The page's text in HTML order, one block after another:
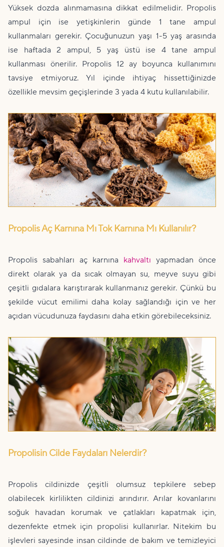
Yüksek dozda alınmamasına dikkat edilmelidir. Propolis
ampul için ise yetişkinlerin günde 1 tane ampul
kullanmaları gerekir. Çocuğunuzun yaşı 1-5 yaş arasında
ise haftada 2 ampul, 5 yaş üstü ise 4 tane ampul
kullanması önerilir. Propolis 12 ay boyunca kullanımını
tavsiye etmiyoruz. Yıl içinde ihtiyaç hissettiğinizde
özellikle mevsim geçişlerinde 3 yada 4 kutu kullanılabilir.
Propolis Aç Karnına Mı Tok Karnına Mı Kullanılır?
Propolis sabahları aç karnına kahvaltı yapmadan önce
direkt olarak ya da sıcak olmayan su, meyve suyu gibi
çeşitli gıdalara karıştırarak kullanmanız gerekir. Çünkü bu
şekilde vücut emilimi daha kolay sağlandığı için ve her
açıdan vücudunuza faydasını daha etkin görebileceksiniz.
Propolisin Cilde Faydaları Nelerdir?
Propolis cildinizde çeşitli olumsuz tepkilere sebep
olabilecek kirlilikten cildinizi arındırır. Arılar kovanlarını
soğuk havadan korumak ve çatlakları kapatmak için,
dezenfekte etmek için propolisi kullanırlar. Nitekim bu
işlevleri sayesinde insan cildinde de bakım ve temizleyici